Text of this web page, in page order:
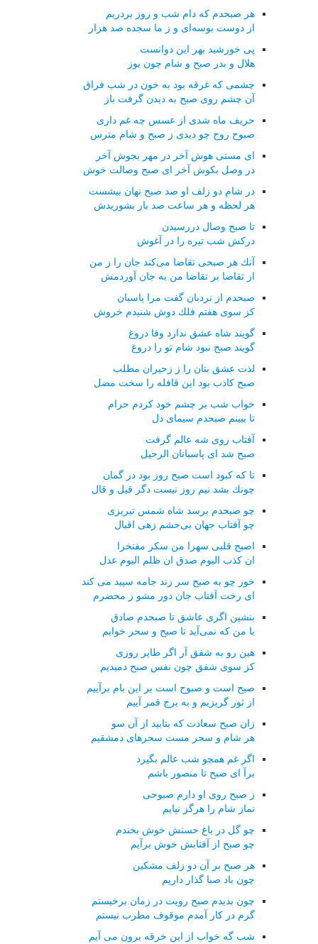
هر صبحدم كه دام شب و روز بردریم
از دوست بوسه‌ای و ز ما سجده صد هزار
پی خورشید بهر این دوانست
هلال و بدر صبح و شام چون یوز
چشمی كه غرقه بود به خون در شب فراق
آن چشم روی صبح به دیدن گرفت باز
حریف ماه شدی از عسس چه غم داری
صبوح روح چو دیدی ز صبح و شام مترس
ای مستی هوش آخر در مهر بجوش آخر
در وصل بكوش آخر ای صبح وصالت خوش
در شام دو زلف او صد صبح نهان بیشست
هر لحظه و هر ساعت صد بار بشوریدش
تا صبح وصال دررسیدن
دركش شب تیره را در آغوش
آنك هر صبحی تقاضا می‌كند جان را ز من
از تقاضا بر تقاضا من به جان آوردمش
صبحدم از نردبان گفت مرا پاسبان
كز سوی هفتم فلك دوش شنیدم خروش
گویند شاه عشق ندارد وفا دروغ
گویند صبح نبود شام تو را دروغ
لذت عشق بتان را ز زحیران مطلب
صبح كاذب بود این قافله را سخت مضل
خواب شب بر چشم خود كردم حرام
تا ببینم صبحدم سیمای دل
آفتاب روی شه عالم گرفت
صبح شد ای پاسبانان الرحیل
تا كه كبود است صبح روز بود در گمان
چونك بشد نیم روز نیست دگر قیل و قال
چو صبحدم برسد شاه شمس تبریزی
چو آفتاب جهان بی‌حشم زهی اقبال
اصبح قلبی سهرا من سكر مفتخرا
ان كذب الیوم صدق ان ظلم الیوم عدل
خور چو به صبح سر زند جامه سپید می كند
ای رخت آفتاب جان دور مشو ز محضرم
بنشین اگری عاشق تا صبحدم صادق
با من كه نمی‌آید تا صبح و سحر خوابم
هین رو به شفق آر اگر طایر روزی
كز سوی شفق چون نفس صبح دمیدیم
صبح است و صبوح است بر این بام برآییم
از ثور گریزیم و به برج قمر آییم
زان صبح سعادت كه بتابید از آن سو
هر شام و سحر مست سحرهای دمشقیم
اگر غم همچو شب عالم بگیرد
برآ ای صبح تا منصور باشم
ز صبح روی او دارم صبوحی
نماز شام را هرگز نپایم
چو گل در باغ حسنش خوش بخندم
چو صبح از آفتابش خوش برآیم
هر صبح بر آن دو زلف مشكین
چون باد صبا گذار داریم
چون بدیدم صبح رویت در زمان برخیستم
گرم در كار آمدم موقوف مطرب نیستم
شب گه خواب از این خرقه برون می آیم